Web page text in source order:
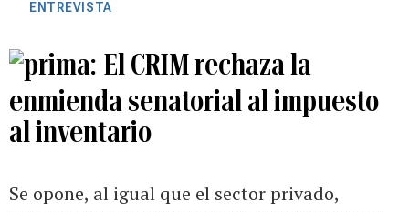
ENTREVISTA
El CRIM rechaza la
enmienda senatorial al impuesto
al inventario
Se opone, al igual que el sector privado,